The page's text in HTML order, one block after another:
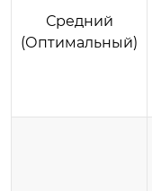
Средний
(Оптимальный)